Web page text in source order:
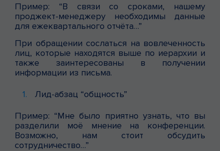
Пример: “В связи со сроками, нашему
проджект-менеджеру необходимы данные
для ежеквартального отчёта…”
При обращении сослаться на вовлеченность
лиц, которые находятся выше по иерархии и
также заинтересованы в получении
информации из письма.
Лид-абзац “общность”
Пример: “Мне было приятно узнать, что вы
разделили моё мнение на конференции.
Возможно, нам стоит обсудить
сотрудничество…”